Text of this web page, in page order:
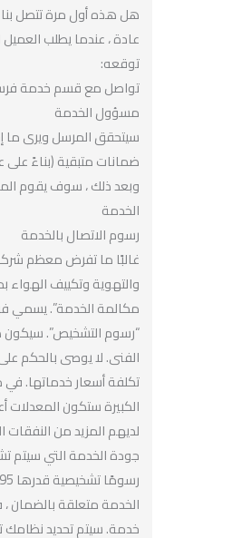
هل هذه أول مرة تتصل بنا
عادة ، عندما يطلب العميل
توقعه:
تواصل مع قسم خدمة فرسان
مسؤول الخدمة
سيتحقق المرسل ويرى ما إذا
ضمانات متبقية (بناءً على
وبعد ذلك ، سوف يقوم المرسل
الخدمة
رسوم الاتصال بالخدمة
غالبًا ما تفرض معظم شركات
والتهوية وتكييف الهواء
مكالمة الخدمة”. يسمي
“رسوم التشخيص”. سيكون هذا
الفنى. لا يوصى بالحكم على
تكلفة أسعار خدماتها. في
الكبيرة ستكون المعدلات
لديهم المزيد من النفقات
جودة الخدمة التي سيتم
رسومًا
الخدمة متعلقة بالضمان ،
خدمة. سيتم تحديد نظامك